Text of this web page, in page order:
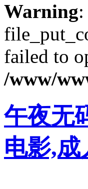
Warning:
failed to
/www/
午夜无
电影,